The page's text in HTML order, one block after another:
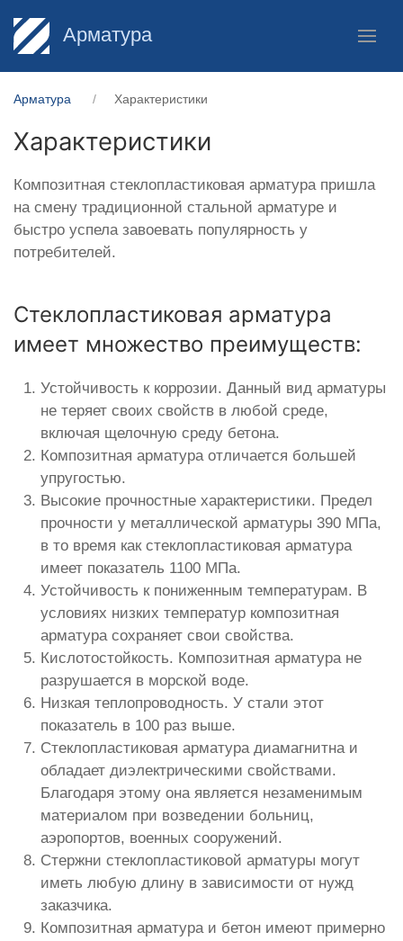
Арматура
Арматура Характеристики
Характеристики
Композитная стеклопластиковая арматура пришла
на смену традиционной стальной арматуре и
быстро успела завоевать популярность у
потребителей.
Стеклопластиковая арматура
имеет множество преимуществ:
Устойчивость к коррозии. Данный вид арматуры
не теряет своих свойств в любой среде,
включая щелочную среду бетона.
Композитная арматура отличается большей
упругостью.
Высокие прочностные характеристики. Предел
прочности у металлической арматуры 390 МПа,
в то время как стеклопластиковая арматура
имеет показатель 1100 МПа.
Устойчивость к пониженным температурам. В
условиях низких температур композитная
арматура сохраняет свои свойства.
Кислотостойкость. Композитная арматура не
разрушается в морской воде.
Низкая теплопроводность. У стали этот
показатель в 100 раз выше.
Стеклопластиковая арматура диамагнитна и
обладает диэлектрическими свойствами.
Благодаря этому она является незаменимым
материалом при возведении больниц,
аэропортов, военных сооружений.
Стержни стеклопластиковой арматуры могут
иметь любую длину в зависимости от нужд
заказчика.
Композитная арматура и бетон имеют примерно